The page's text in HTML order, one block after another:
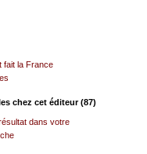
fait la France
chez cet éditeur (87)
dans votre